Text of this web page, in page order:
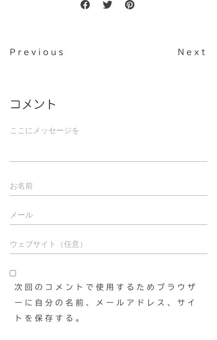
Previous Next
コメント
次回のコメントで使用するためブラウザ
ーに自分の名前、メールアドレス、サイ
トを保存する。